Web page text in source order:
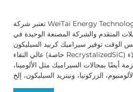
تعتبر شركة WeiTai Energy Technology Co., Ltd. موردًا رائدًا
المتقدم والشركة المصنعة الوحيدة في
الوقت توفير سيراميك كربيد السيليكون
عالي النقاء (خاصة RecrystalizedSiC) وطلاء CVD SiC. بالإضافة
أيضًا بمجالات السيراميك مثل الألومينا،